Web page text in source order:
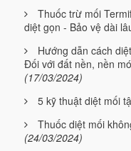
Thuốc trừ mối
diệt gọn - Bảo vệ dài
Hướng dẫn cách
Đối với đất nền, nền
(17/03/2024)
5 kỹ thuật diệt mối
Thuốc diệt mối
(24/03/2024)